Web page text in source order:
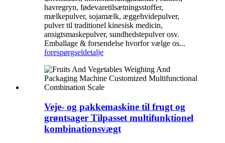
havregryn, fødevaretilsætningsstoffer,
mælkepulver, sojamælk, æggehvidepulver,
pulver til traditionel kinesisk medicin,
ansigtsmaskepulver, sundhedstepulver osv.
Emballage & forsendelse hvorfor vælge os...
forespørgseldetalje
Veje- og pakkemaskine til frugt og
grøntsager Tilpasset multifunktionel
kombinationsvægt